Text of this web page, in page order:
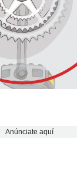
Anúnciate aquí